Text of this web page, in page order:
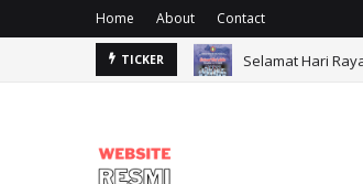
Home About Contact
TICKER Selamat Hari